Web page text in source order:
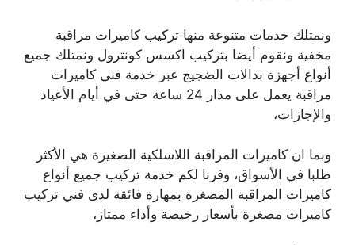
ونمتلك خدمات متنوعة منها تركيب كاميرات مراقبة
مخفية ونقوم أيضا بتركيب اكسس كونترول ونمتلك جميع
أنواع أجهزة بدالات الضجيج عبر خدمة فني كاميرات
مراقبة يعمل على مدار 24 ساعة حتى في أيام الأعياد
والإجازات،
وبما ان كاميرات المراقبة اللاسلكية الصغيرة هي الأكثر
طلبا في الأسواق، وفرنا لكم خدمة تركيب جميع أنواع
كاميرات المراقبة المصغرة بمهارة فائقة لدى فني تركيب
كاميرات مصغرة بأسعار رخيصة وأداء ممتاز،